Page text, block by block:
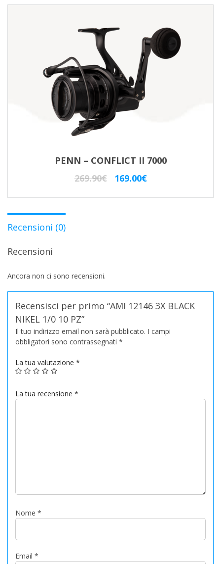
PENN – CONFLICT II 7000
269.90€
Il
169.00€Il
Recensioni (0)
Recensioni
Ancora non ci sono recensioni.
Recensisci per primo “AMI 12146 3X BLACK
NIKEL 1/0 10 PZ”
Il tuo indirizzo email non sarà pubblicato. I campi
obbligatori sono contrassegnati *
La tua valutazione *
La tua recensione *
Nome *
Email *